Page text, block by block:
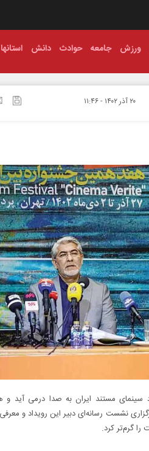
ورزش جامعه حوادث دانش استانها
۲۰ آذر ۱۴۰۲ - ۱۱:۴۶
سینمای مستند ایران به صدا درمی آید و
نشست رسانه‌ای دبیر این رویداد و
گرم‌تر کرد.